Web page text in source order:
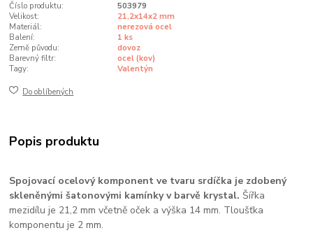
Číslo produktu:
503979
Velikost:
21,2x14x2 mm
Materiál:
nerezová ocel
Balení:
1 ks
Země původu:
dovoz
Barevný filtr:
ocel (kov)
Tagy:
Valentýn
Do oblíbených
Popis produktu
Spojovací ocelový komponent ve tvaru srdíčka je zdobený
skleněnými šatonovými kamínky v barvě krystal. Šířka
mezidílu je 21,2 mm včetně oček a výška 14 mm. Tloušťka
komponentu je 2 mm.